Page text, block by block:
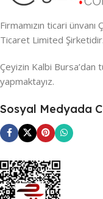
Firmamızın ticari
Ticaret Limited Şirketidir.
Çeyizin Kalbi Bursa’dan
yapmaktayız.
Sosyal Medyada